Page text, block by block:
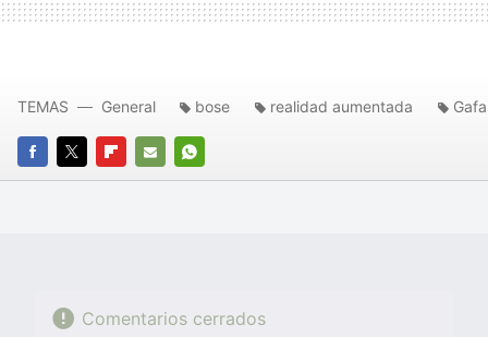
FACEBOOK
TWITTERFLIPBOARD
E-
WHATSAPP
TEMAS General bose realidad aumentada
Comentarios cerrados